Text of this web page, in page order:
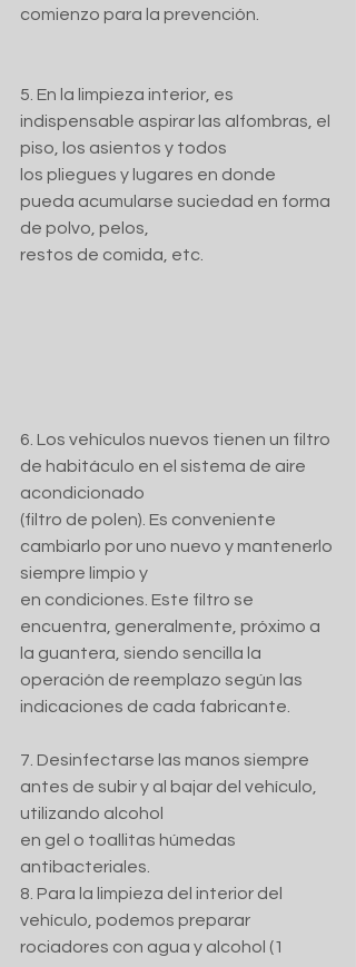
comienzo para la prevención.
5. En la limpieza interior, es
indispensable aspirar las alfombras, el
piso, los asientos y todos
los pliegues y lugares en donde
pueda acumularse suciedad en forma
de polvo, pelos,
restos de comida, etc.
6. Los vehículos nuevos tienen un filtro
de habitáculo en el sistema de aire
acondicionado
(filtro de polen). Es conveniente
cambiarlo por uno nuevo y mantenerlo
siempre limpio y
en condiciones. Este filtro se
encuentra, generalmente, próximo a
la guantera, siendo sencilla la
operación de reemplazo según las
indicaciones de cada fabricante.
7. Desinfectarse las manos siempre
antes de subir y al bajar del vehículo,
utilizando alcohol
en gel o toallitas húmedas
antibacteriales.
8. Para la limpieza del interior del
vehículo, podemos preparar
rociadores con agua y alcohol (1